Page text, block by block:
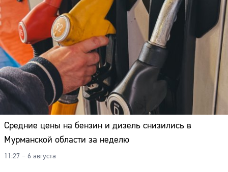
Средние цены на бензин и дизель снизились в
Мурманской области за неделю
11:27 – 6 августа